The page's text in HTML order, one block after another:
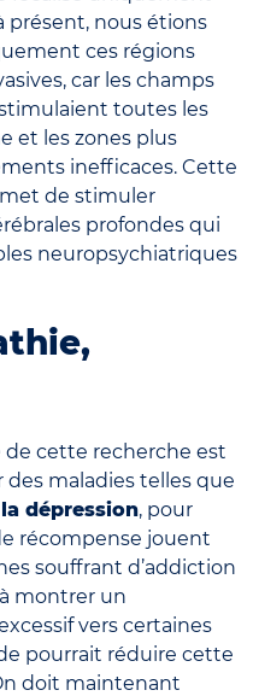
présent, nous étions
ces régions
car les champs
toutes les
et les zones plus
inefficaces. Cette
de stimuler
profondes qui
neuropsychiatriques
de cette recherche est
des maladies telles que
dépression, pour
récompense jouent
souffrant d’addiction
montrer un
vers certaines
pourrait réduire cette
doit maintenant